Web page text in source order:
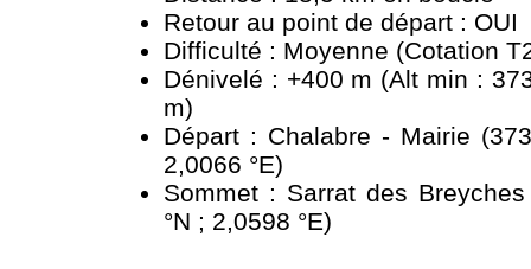
Retour au point de départ : OUI
Difficulté : Moyenne (Cotation
Dénivelé : +400 m (Alt min :
m)
Départ : Chalabre - Mairie
2,0066 °E)
Sommet : Sarrat des
°N ; 2,0598 °E)